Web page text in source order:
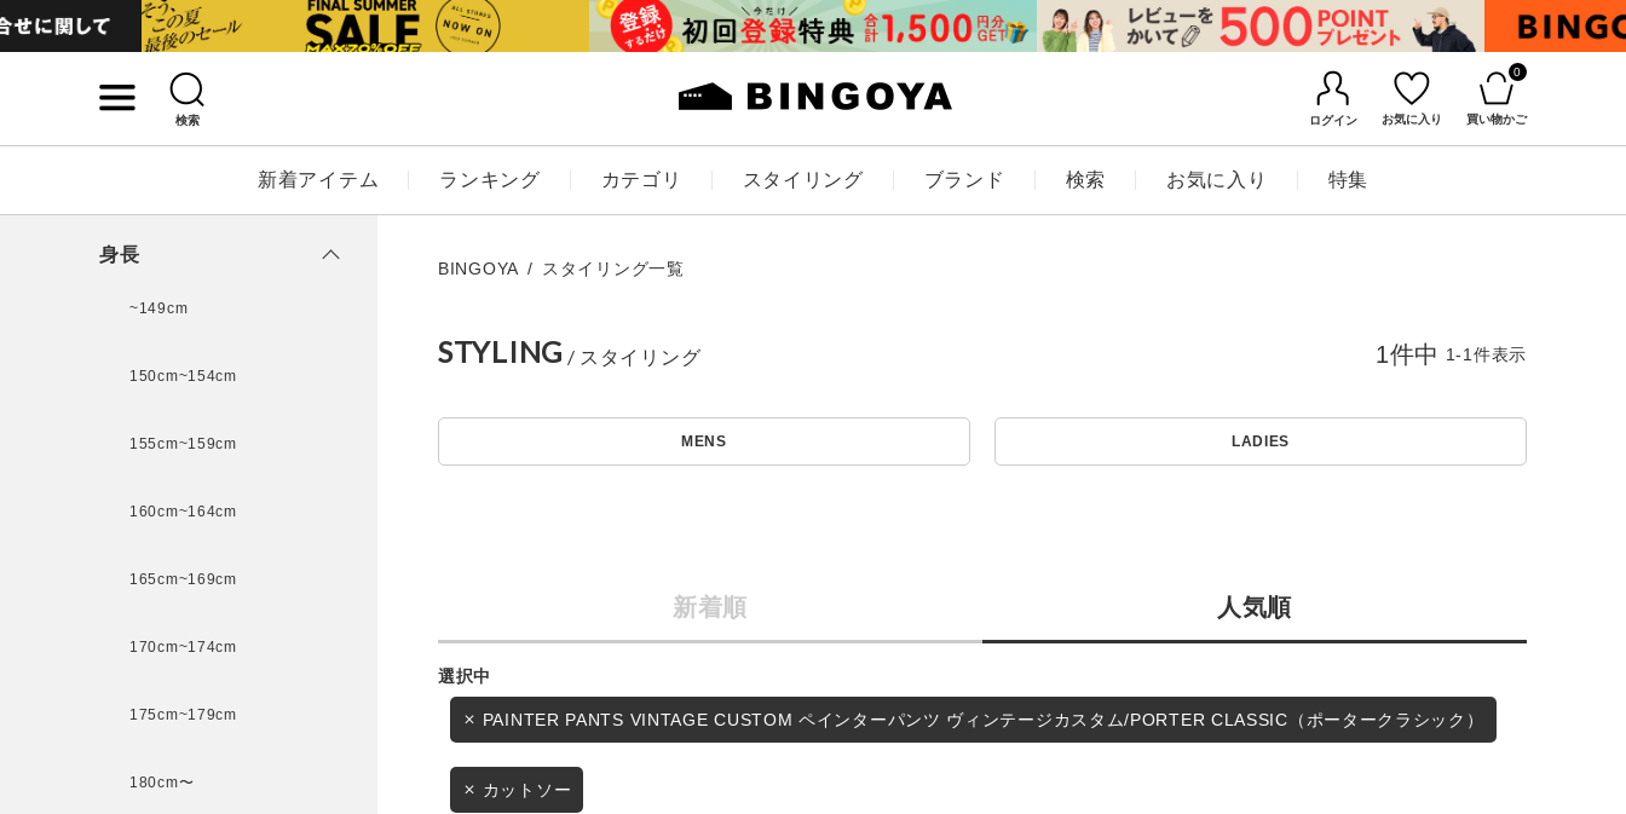
検索 ログイン お気に入り
0
買い物かご
新着アイテム ランキング カテゴリ スタイリング ブランド 検索 お気に入り 特集
スタイリングから探す
ブランドから探す
WEB限定アイテムを探す
採用情報
ギフトカード
キーワード
LADIES KIDS
価格
セール価格 WEB限定
身長
~149cm
150cm~154cm
155cm~159cm
160cm~164cm
165cm~169cm
170cm~174cm
175cm~179cm
180cm〜
BINGOYA スタイリング一覧
STYLING
MENS LADIES
新着順 人気順
1件中 1-1件表示
PAINTER PANTS VINTAGE CUSTOM ペインターパンツ ヴィンテージカスタム/PORTER CLASSIC（ポータークラシック）
カットソー